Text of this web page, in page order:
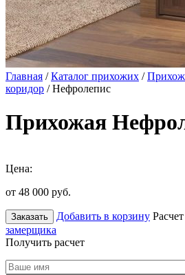
Главная /Каталог прихожих /
коридор / Нефролепис
Прихожая
Цена:
от 48 000 руб.
Заказать Добавить в корзину
замерщика
Получить расчет